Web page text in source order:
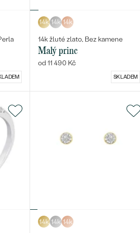
14k 14k 14k
14k žluté zlato, Bez kamene
Malý princ
od 11 490 Kč
SKLADEM
14k 14k 14k